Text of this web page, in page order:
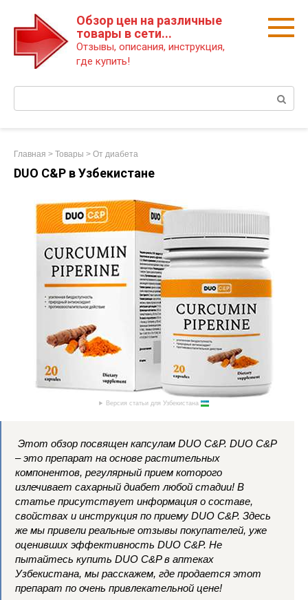
Обзор цен на различные
товары в сети...
Отзывы, описания, инструкция,
где купить!
Главная > Товары > От диабета
DUO C&P в Узбекистане
Версия статьи для Узбекистана
Этот обзор посвящен капсулам DUO C&P. DUO C&P
– это препарат на основе растительных
компонентов, регулярный прием которого
излечивает сахарный диабет любой стадии! В
статье присутствует информация о составе,
свойствах и инструкция по приему DUO C&P. Здесь
же мы привели реальные отзывы покупателей, уже
оценивших эффективность DUO C&P. Не
пытайтесь купить DUO C&P в аптеках
Узбекистана, мы расскажем, где продается этот
препарат по очень привлекательной цене!